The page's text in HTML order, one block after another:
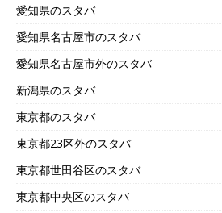
愛知県のスタバ
愛知県名古屋市のスタバ
愛知県名古屋市外のスタバ
新潟県のスタバ
東京都のスタバ
東京都23区外のスタバ
東京都世田谷区のスタバ
東京都中央区のスタバ